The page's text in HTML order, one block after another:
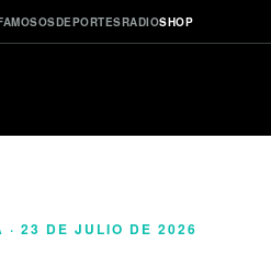
DEPORTESRADIOSHOP
· 23 DE JULIO DE 2026